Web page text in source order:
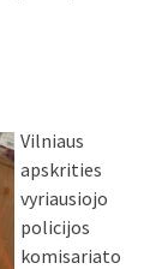
Vilniaus
apskrities
vyriausiojo
policijos
komisariato